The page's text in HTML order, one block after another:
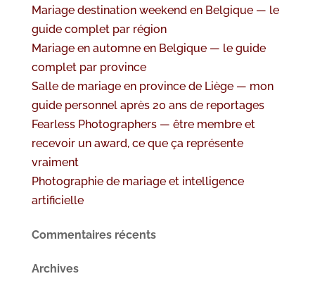
Mariage destination weekend en Belgique — le
guide complet par région
Mariage en automne en Belgique — le guide
complet par province
Salle de mariage en province de Liège — mon
guide personnel après 20 ans de reportages
Fearless Photographers — être membre et
recevoir un award, ce que ça représente
vraiment
Photographie de mariage et intelligence
artificielle
Commentaires récents
Archives